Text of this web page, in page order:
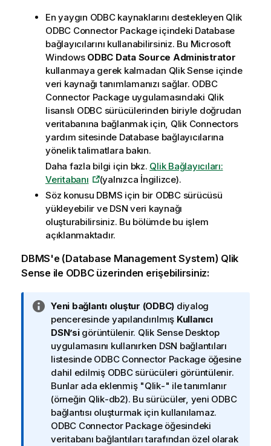
En yaygın ODBC kaynaklarını destekleyen Qlik
ODBC Connector Packageiçindeki Database
bağlayıcılarını kullanabilirsiniz. Bu Microsoft
Windows ODBC Data Source Administrator
kullanmaya gerek kalmadan Qlik Sense içinde
veri kaynağı tanımlamanızı sağlar. ODBC
Connector Packageuygulamasındaki Qlik
lisanslı ODBCsürücülerinden biriyle doğrudan
veritabanına bağlanmak için, Qlik Connectors
yardım sitesinde Databasebağlayıcılarına
yönelik talimatlara bakın.
Daha fazla bilgi için bkz. Qlik Bağlayıcıları:
Veritabanı
(yalnızca İngilizce).
Söz konusu DBMS için bir ODBCsürücüsü
yükleyebilir ve DSN veri kaynağı
oluşturabilirsiniz. Bu bölümde bu işlem
açıklanmaktadır.
DBMS'e (Database Management System) Qlik
Senseile ODBCüzerinden erişebilirsiniz:
B
i
l
g
i
n
o
t
u
Yeni bağlantı oluştur (ODBC) diyalog
penceresinde yapılandırılmış Kullanıcı
DSN’sigörüntülenir. Qlik Sense Desktop
uygulamasını kullanırken DSN bağlantıları
listesinde ODBC Connector Packageöğesine
dahil edilmiş ODBCsürücüleri görüntülenir.
Bunlar ada eklenmiş "Qlik-" ile tanımlanır
(örneğin Qlik-db2). Bu sürücüler, yeni ODBC
bağlantısı oluşturmak için kullanılamaz.
ODBC Connector Packageöğesindeki
veritabanı bağlantıları tarafından özel olarak